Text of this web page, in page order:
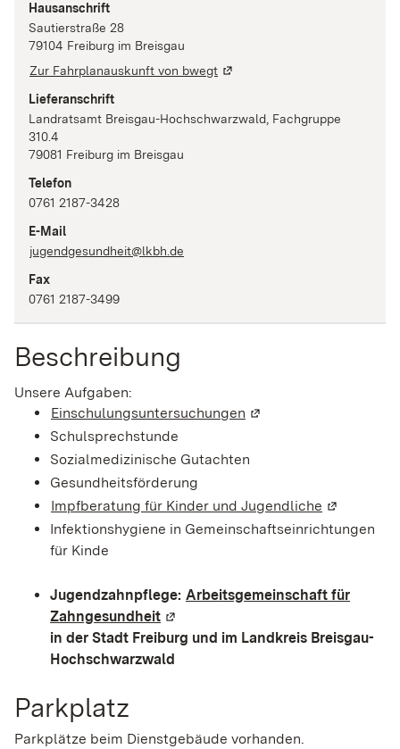
Hausanschrift
Sautierstraße 28
79104 Freiburg im Breisgau
Zur Fahrplanauskunft von bwegt
Lieferanschrift
Landratsamt Breisgau-Hochschwarzwald, Fachgruppe
310.4
79081 Freiburg im Breisgau
Telefon
0761 2187-3428
E-Mail
jugendgesundheit@lkbh.de
Fax
0761 2187-3499
Beschreibung
Unsere Aufgaben:
Einschulungsuntersuchungen (Wird in einem neuen
Schulsprechstunde
Sozialmedizinische Gutachten
Gesundheitsförderung
Impfberatung für Kinder und Jugendliche (Wird in
Infektionshygiene in Gemeinschaftseinrichtungen
für Kinde
Jugendzahnpflege: Arbeitsgemeinschaft für
Zahngesundheit (Wird in einem neuen Fenster
in der Stadt Freiburg und im Landkreis Breisgau-
Hochschwarzwald
Parkplatz
Parkplätze beim Dienstgebäude vorhanden.